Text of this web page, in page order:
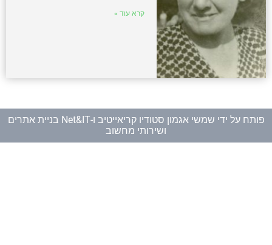
קרא עוד »
פותח על ידי שמשי אגמון סטודיו קריאייטיב ו-
Net&IT בניית אתרים
ושירותי מחשוב